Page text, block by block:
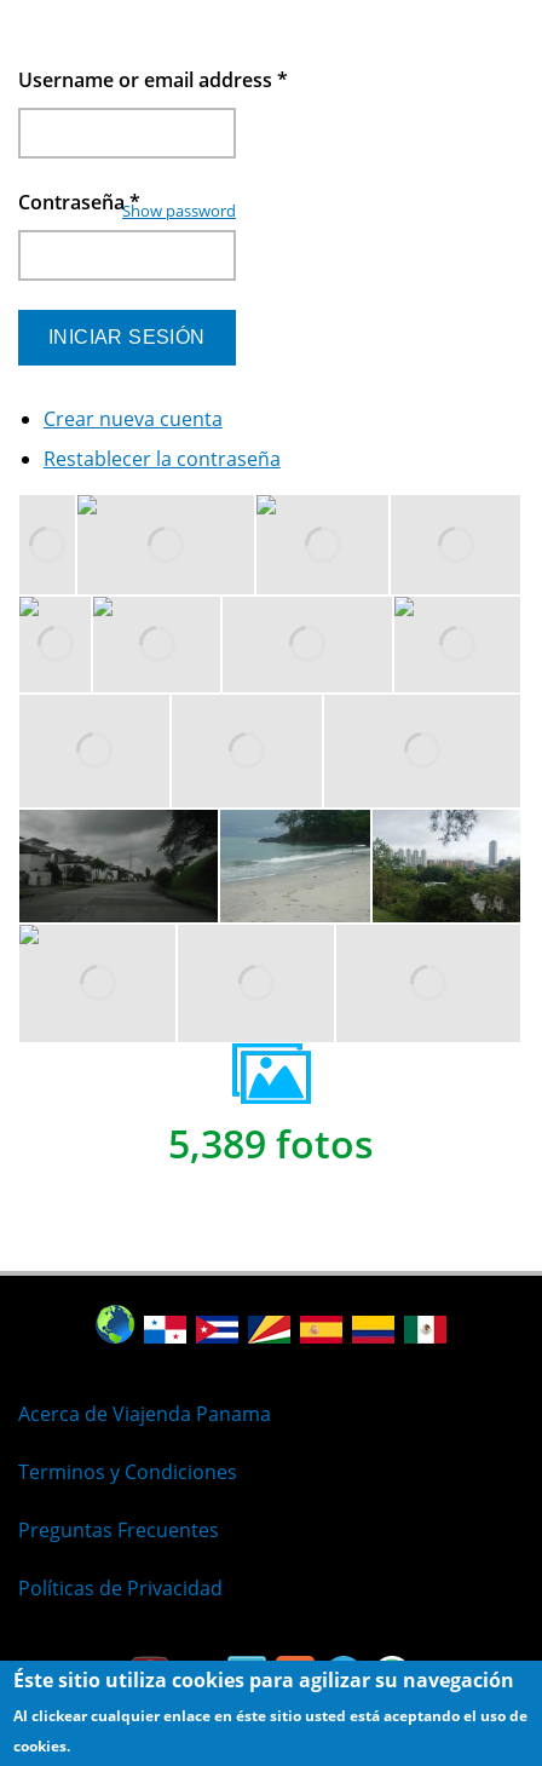
Username or email address *
Contraseña*
Show password
Crear nueva cuenta
Restablecer la contraseña
5,389 fotos
Acerca de Viajenda Panama
Terminos y Condiciones
Preguntas Frecuentes
Políticas de Privacidad
Éste sitio utiliza cookies para agilizar su navegación
Al clickear cualquier enlace en éste sitio usted está aceptando el uso de
cookies.